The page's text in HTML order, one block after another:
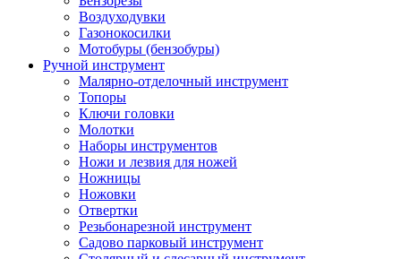
Воздуходувки
Газонокосилки
Мотобуры (бензобуры)
Ручной инструмент
Малярно-отделочный инструмент
Топоры
Ключи головки
Молотки
Наборы инструментов
Ножи и лезвия для ножей
Ножницы
Ножовки
Отвертки
Резьбонарезной инструмент
Садово парковый инструмент